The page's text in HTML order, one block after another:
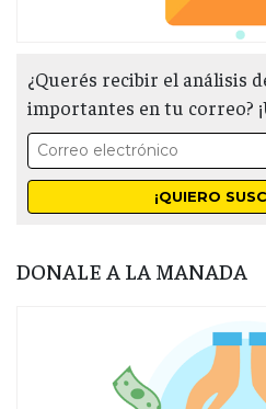
¿Querés recibir el análisis
importantes en tu correo?
DONALE A LA MANADA